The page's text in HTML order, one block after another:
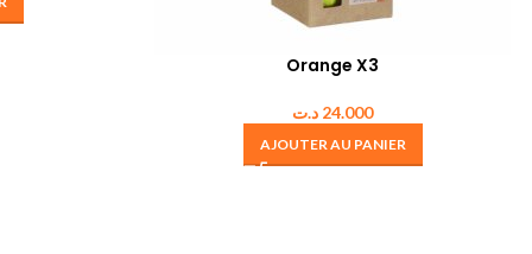
Orange X3
24.000 د.ت
AJOUTER AU PANIER